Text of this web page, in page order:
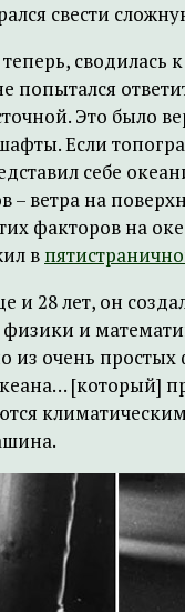
свести
попытался
Это было
Если
себе
– ветра на
факторов на
в
и 28 лет, он
и
из очень
[который]